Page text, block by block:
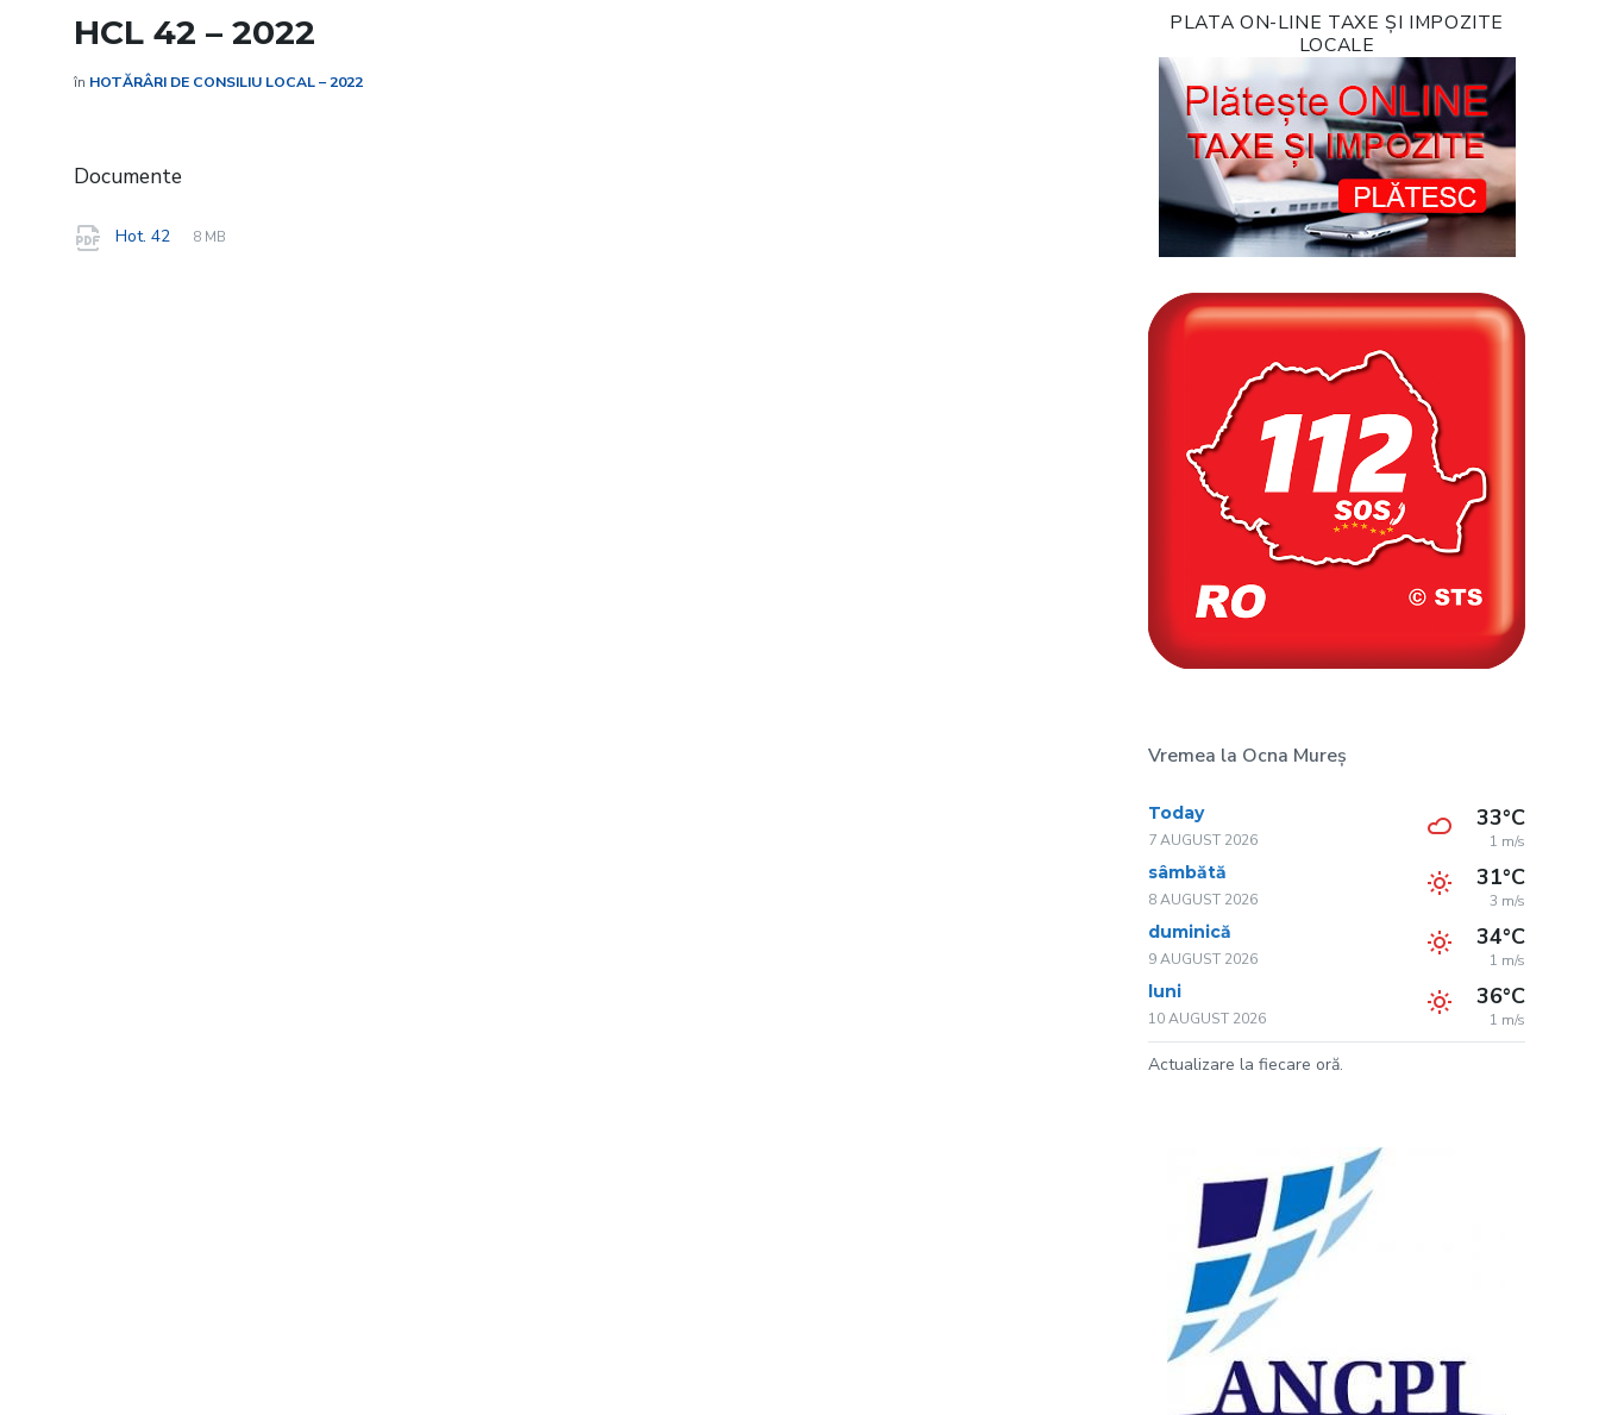
HCL 42 – 2022
în HOTĂRÂRI DE CONSILIU LOCAL – 2022
Documente
Hot. 42
File
pdf
File
8 MB
PLATA ON-LINE TAXE ȘI IMPOZITE
LOCALE
Vremea la Ocna Mureș
Today
7 AUGUST 2026
33°C
1 m/s
sâmbătă
8 AUGUST 2026
31°C
3 m/s
duminică
9 AUGUST 2026
34°C
1 m/s
luni
10 AUGUST 2026
36°C
1 m/s
Actualizare la fiecare oră.